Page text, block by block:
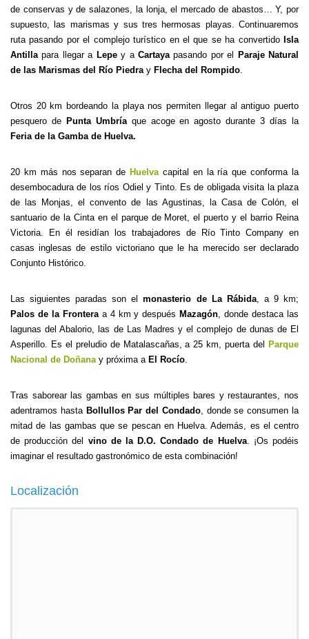
de conservas y de salazones, la lonja, el mercado de abastos… Y, por
supuesto, las marismas y sus tres hermosas playas. Continuaremos
ruta pasando por el complejo turístico en el que se ha convertido Isla
Antillapara llegar a Lepey a Cartayapasando por el
Paraje Natural
de las Marismas del Río Piedray Flecha del Rompido.
Otros 20 km bordeando la playa nos permiten llegar al antiguo puerto
pesquero de Punta Umbríaque acoge en agosto durante 3 días la
Feria de la Gamba de Huelva.
20 km más nos separan de Huelvacapital en la ría que conforma la
desembocadura de los ríos Odiel y Tinto. Es de obligada visita la plaza
de las Monjas, el convento de las Agustinas, la Casa de Colón, el
santuario de la Cinta en el parque de Moret, el puerto y el barrio Reina
Victoria. En él residían los trabajadores de Río Tinto Company en
casas inglesas de estilo victoriano que le ha merecido ser declarado
Conjunto Histórico.
Las siguientes paradas son elmonasterio de La Rábida, a 9 km;
Palos de la Fronteraa 4 km y después Mazagón, donde destaca las
lagunas del Abalorio, las de Las Madres y el complejo de dunas de El
Asperillo. Es el preludio de Matalascañas, a 25 km, puerta del
Parque
Nacional de Doñanay próxima a El Rocío.
Tras saborear las gambas en sus múltiples bares y restaurantes, nos
adentramos hasta Bollullos Par del Condado, donde se consumen la
mitad de las gambas que se pescan en Huelva. Además, es el centro
de producción del vino de la D.O. Condado de Huelva. ¡Os podéis
imaginar el resultado gastronómico de esta combinación!
Localización